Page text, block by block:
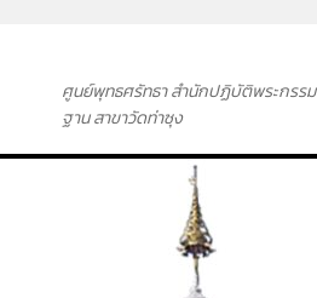
ศูนย์พุทธศรัทธา สำนักปฏิบัติพระกรรม
ฐาน สาขาวัดท่าซุง